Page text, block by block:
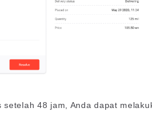
48 jam, Anda dapat